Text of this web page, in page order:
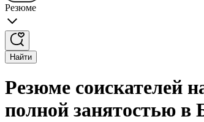
Резюме
Найти
Резюме соискателей
полной занятостью в